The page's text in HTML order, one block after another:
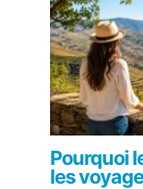
Pourquoi
les